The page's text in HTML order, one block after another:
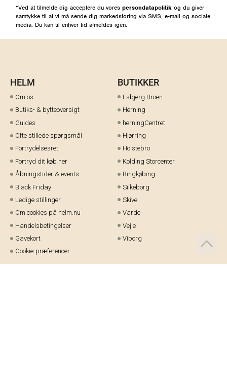
*Ved at tilmelde dig acceptere du vores persondatapolitik og du giver
samtykke til at vi må sende dig markedsføring via SMS, e-mail og sociale
media. Du kan til enhver tid afmeldes igen.
HELM
Om os
Butiks- & bytteoversigt
Guides
Ofte stillede spørgsmål
Fortrydelsesret
Fortryd dit køb her
Åbningstider & events
Black Friday
Ledige stillinger
Om cookies på helm.nu
Handelsbetingelser
Gavekort
Cookie-præferencer
BUTIKKER
Esbjerg Broen
Herning
herningCentret
Hjørring
Holstebro
Kolding Storcenter
Ringkøbing
Silkeborg
Skive
Varde
Vejle
Viborg